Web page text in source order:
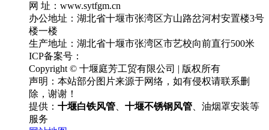
网 址：www.sytfgm.cn
办公地址：湖北省十堰市张湾区方山路岔河村安置楼3号
楼一楼
生产地址：湖北省十堰市张湾区市艺校向前直行500米
ICP备案号：
Copyright © 十堰庭芳工贸有限公司 | 版权所有
声明：本站部分图片来源于网络，如有侵权请联系删
除，谢谢！
提供： 十堰白铁风管 十堰不锈钢风管 、油烟罩安装等
服务